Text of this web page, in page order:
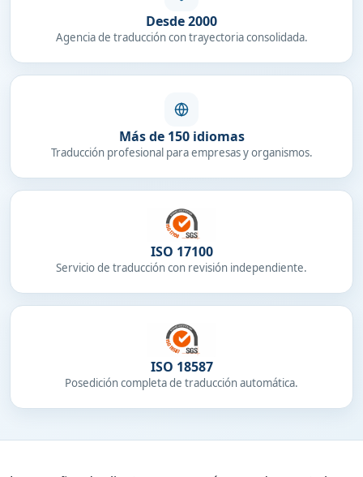
Desde 2000
Agencia de traducción con trayectoria consolidada.
Más de 150 idiomas
Traducción profesional para empresas y organismos.
ISO 17100
Servicio de traducción con revisión independiente.
ISO 18587
Posedición completa de traducción automática.